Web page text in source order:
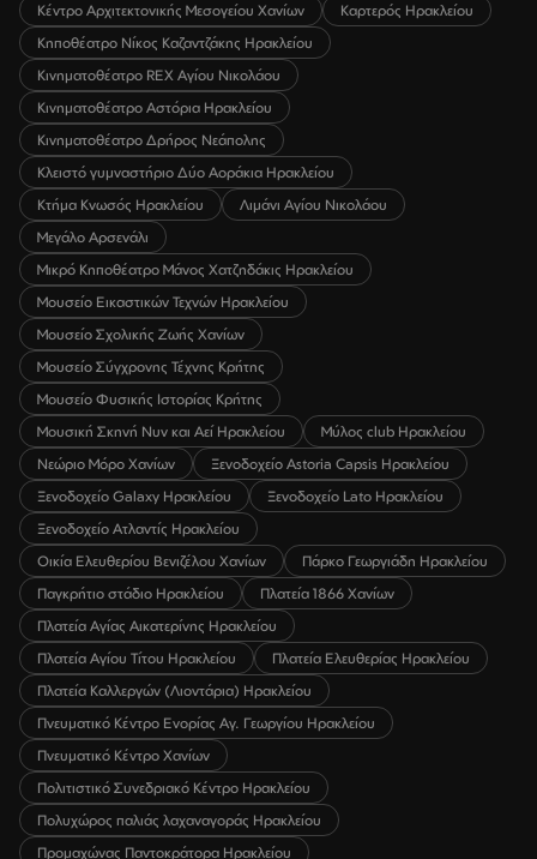
Κέντρο Αρχιτεκτονικής Μεσογείου Χανίων
Καρτερός Ηρακλείου
Κηποθέατρο Νίκος Καζαντζάκης Ηρακλείου
Κινηματοθέατρο REX Αγίου Νικολάου
Κινηματοθέατρο Αστόρια Ηρακλείου
Κινηματοθέατρο Δρήρος Νεάπολης
Κλειστό γυμναστήριο Δύο Αοράκια Ηρακλείου
Κτήμα Κνωσός Ηρακλείου
Λιμάνι Αγίου Νικολάου
Μεγάλο Αρσενάλι
Μικρό Κηποθέατρο Μάνος Χατζηδάκις Ηρακλείου
Μουσείο Εικαστικών Τεχνών Ηρακλείου
Μουσείο Σχολικής Ζωής Χανίων
Μουσείο Σύγχρονης Τέχνης Κρήτης
Μουσείο Φυσικής Ιστορίας Κρήτης
Μουσική Σκηνή Νυν και Αεί Ηρακλείου
Μύλος club Ηρακλείου
Νεώριο Μόρο Χανίων
Ξενοδοχείο Astoria Capsis Ηρακλείου
Ξενοδοχείο Galaxy Ηρακλείου
Ξενοδοχείο Lato Ηρακλείου
Ξενοδοχείο Ατλαντίς Ηρακλείου
Οικία Ελευθερίου Βενιζέλου Χανίων
Πάρκο Γεωργιάδη Ηρακλείου
Παγκρήτιο στάδιο Ηρακλείου
Πλατεία 1866 Χανίων
Πλατεία Αγίας Αικατερίνης Ηρακλείου
Πλατεία Αγίου Τίτου Ηρακλείου
Πλατεία Ελευθερίας Ηρακλείου
Πλατεία Καλλεργών (Λιοντάρια) Ηρακλείου
Πνευματικό Κέντρο Ενορίας Αγ. Γεωργίου Ηρακλείου
Πνευματικό Κέντρο Χανίων
Πολιτιστικό Συνεδριακό Κέντρο Ηρακλείου
Πολυχώρος παλιάς λαχαναγοράς Ηρακλείου
Προμαχώνας Παντοκράτορα Ηρακλείου